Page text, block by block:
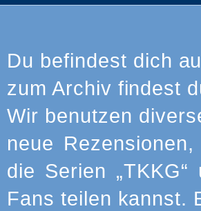
Du befindest dich
zum Archiv findest
Wir benutzen
neue
die Serien
Fans teilen kannst.